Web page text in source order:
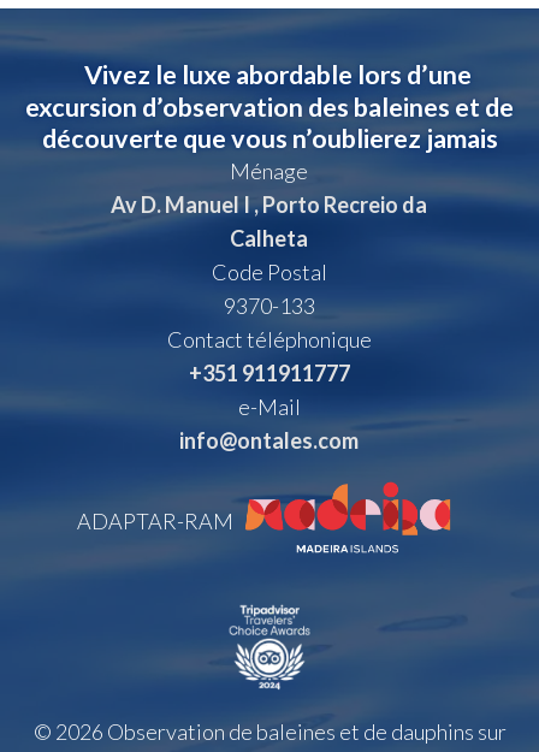
Vivez le luxe abordable lors d’une
excursion d’observation des baleines et de
découverte que vous n’oublierez jamais
Ménage
Av D. Manuel I , Porto Recreio da
Calheta
Code Postal
9370-133
Contact téléphonique
+351 911911777
e-Mail
info@ontales.com
ADAPTAR-RAM
© 2026 Observation de baleines et de dauphins sur